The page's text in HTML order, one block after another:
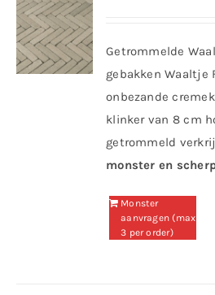
Getrommelde
gebakken Waaltje
onbezande
klinker van 8 cm
getrommeld
monster en
Monster
aanvragen (max
3 per order)